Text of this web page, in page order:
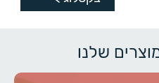
שלנו